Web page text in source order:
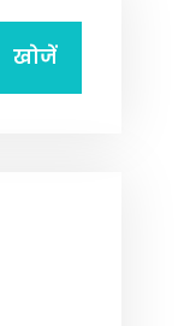
खोजें